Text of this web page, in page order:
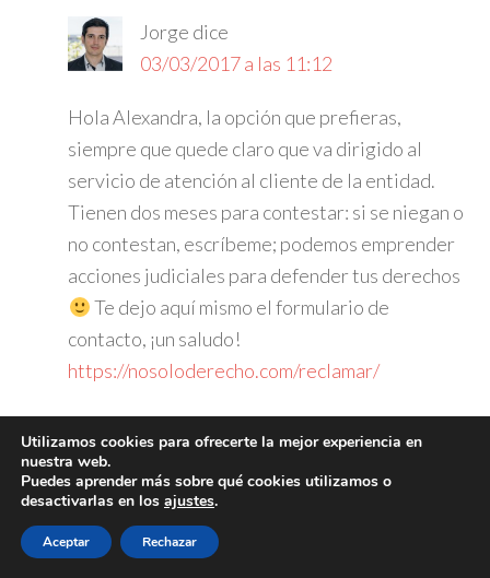
Jorge dice
03/03/2017 a las 11:12
Hola Alexandra, la opción que prefieras,
siempre que quede claro que va dirigido al
servicio de atención al cliente de la entidad.
Tienen dos meses para contestar: si se niegan o
no contestan, escríbeme; podemos emprender
acciones judiciales para defender tus derechos
Te dejo aquí mismo el formulario de
contacto, ¡un saludo!
https://nosoloderecho.com/reclamar/
Alexandradice
Utilizamos cookies para ofrecerte la mejor experiencia en
nuestra web.
Puedes aprender más sobre qué cookies utilizamos o
desactivarlas en los ajustes.
Aceptar Rechazar